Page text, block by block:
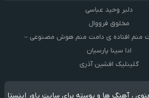
دلبر وحید عباسی
مخلوق فرووال
منم افتاده ی دامت منم هوش مصنوعی –
ادا سینا پارسیان
گلینلیک افشین آذری
، آهنگ ها و پوسته برای سایت پاور اینستا